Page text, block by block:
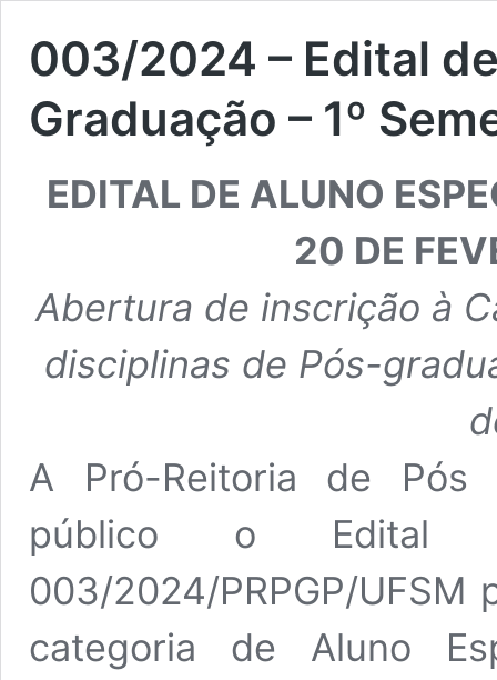
003/2024 – Edital
Graduação – 1º
EDITAL DE ALUNO
20 DE
Abertura de inscrição à
disciplinas de Pós-
A Pró-Reitoria de Pós
público o Edital
003/2024/PRPGP/
categoria de Aluno